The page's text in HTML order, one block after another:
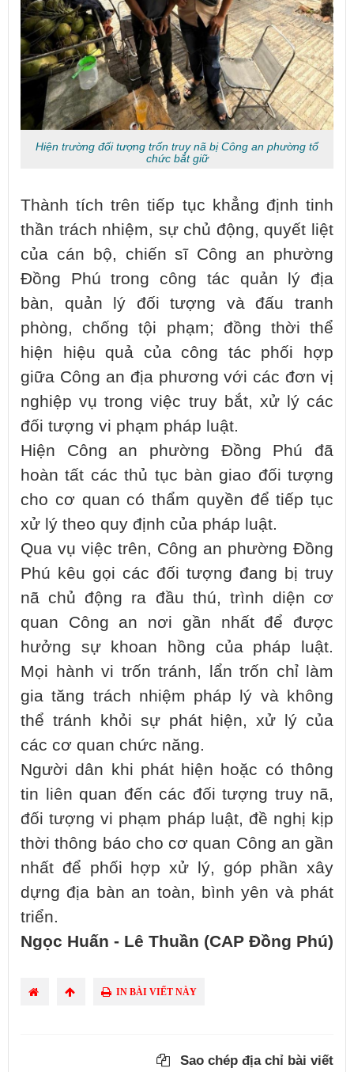
Hiện trường đối tượng trốn truy nã bị Công an phường tổ
chức bắt giữ
Thành tích trên tiếp tục khẳng định tinh
thần trách nhiệm, sự chủ động, quyết liệt
của cán bộ, chiến sĩ Công an phường
Đồng Phú trong công tác quản lý địa
bàn, quản lý đối tượng và đấu tranh
phòng, chống tội phạm; đồng thời thể
hiện hiệu quả của công tác phối hợp
giữa Công an địa phương với các đơn vị
nghiệp vụ trong việc truy bắt, xử lý các
đối tượng vi phạm pháp luật.
Hiện Công an phường Đồng Phú đã
hoàn tất các thủ tục bàn giao đối tượng
cho cơ quan có thẩm quyền để tiếp tục
xử lý theo quy định của pháp luật.
Qua vụ việc trên, Công an phường Đồng
Phú kêu gọi các đối tượng đang bị truy
nã chủ động ra đầu thú, trình diện cơ
quan Công an nơi gần nhất để được
hưởng sự khoan hồng của pháp luật.
Mọi hành vi trốn tránh, lẩn trốn chỉ làm
gia tăng trách nhiệm pháp lý và không
thể tránh khỏi sự phát hiện, xử lý của
các cơ quan chức năng.
Người dân khi phát hiện hoặc có thông
tin liên quan đến các đối tượng truy nã,
đối tượng vi phạm pháp luật, đề nghị kịp
thời thông báo cho cơ quan Công an gần
nhất để phối hợp xử lý, góp phần xây
dựng địa bàn an toàn, bình yên và phát
triển.
Ngọc Huấn - Lê Thuần (CAP Đồng Phú)
IN BÀI VIẾT NÀY
Sao chép địa chỉ bài viết